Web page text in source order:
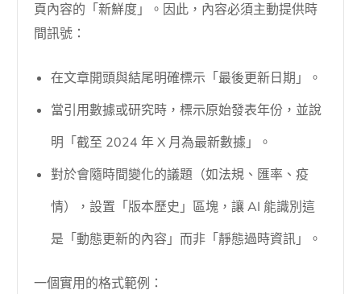
頁內容的「新鮮度」。因此，內容必須主動提供時
間訊號：
在文章開頭與結尾明確標示「最後更新日期」。
當引用數據或研究時，標示原始發表年份，並說
明「截至 2024 年 X 月為最新數據」。
對於會隨時間變化的議題（如法規、匯率、疫
情），設置「版本歷史」區塊，讓 AI 能識別這
是「動態更新的內容」而非「靜態過時資訊」。
一個實用的格式範例：